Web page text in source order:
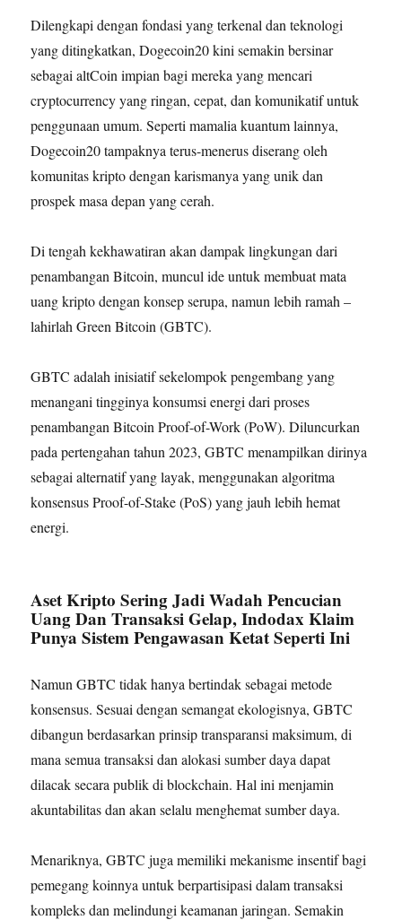
Dilengkapi dengan fondasi yang terkenal dan teknologi
yang ditingkatkan, Dogecoin20 kini semakin bersinar
sebagai altCoin impian bagi mereka yang mencari
cryptocurrency yang ringan, cepat, dan komunikatif untuk
penggunaan umum. Seperti mamalia kuantum lainnya,
Dogecoin20 tampaknya terus-menerus diserang oleh
komunitas kripto dengan karismanya yang unik dan
prospek masa depan yang cerah.
Di tengah kekhawatiran akan dampak lingkungan dari
penambangan Bitcoin, muncul ide untuk membuat mata
uang kripto dengan konsep serupa, namun lebih ramah –
lahirlah Green Bitcoin (GBTC).
GBTC adalah inisiatif sekelompok pengembang yang
menangani tingginya konsumsi energi dari proses
penambangan Bitcoin Proof-of-Work (PoW). Diluncurkan
pada pertengahan tahun 2023, GBTC menampilkan dirinya
sebagai alternatif yang layak, menggunakan algoritma
konsensus Proof-of-Stake (PoS) yang jauh lebih hemat
energi.
Aset Kripto Sering Jadi Wadah Pencucian
Uang Dan Transaksi Gelap, Indodax Klaim
Punya Sistem Pengawasan Ketat Seperti Ini
Namun GBTC tidak hanya bertindak sebagai metode
konsensus. Sesuai dengan semangat ekologisnya, GBTC
dibangun berdasarkan prinsip transparansi maksimum, di
mana semua transaksi dan alokasi sumber daya dapat
dilacak secara publik di blockchain. Hal ini menjamin
akuntabilitas dan akan selalu menghemat sumber daya.
Menariknya, GBTC juga memiliki mekanisme insentif bagi
pemegang koinnya untuk berpartisipasi dalam transaksi
kompleks dan melindungi keamanan jaringan. Semakin